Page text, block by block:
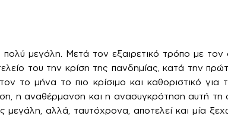
μεγάλη. Μετά τον εξαιρετικό τρόπο με τον
του την κρίση της πανδημίας, κατά την
το μήνα το πιο κρίσιμο και καθοριστικό για
η αναθέρμανση και η ανασυγκρότηση αυτή τη
μεγάλη, αλλά, ταυτόχρονα, αποτελεί και μία